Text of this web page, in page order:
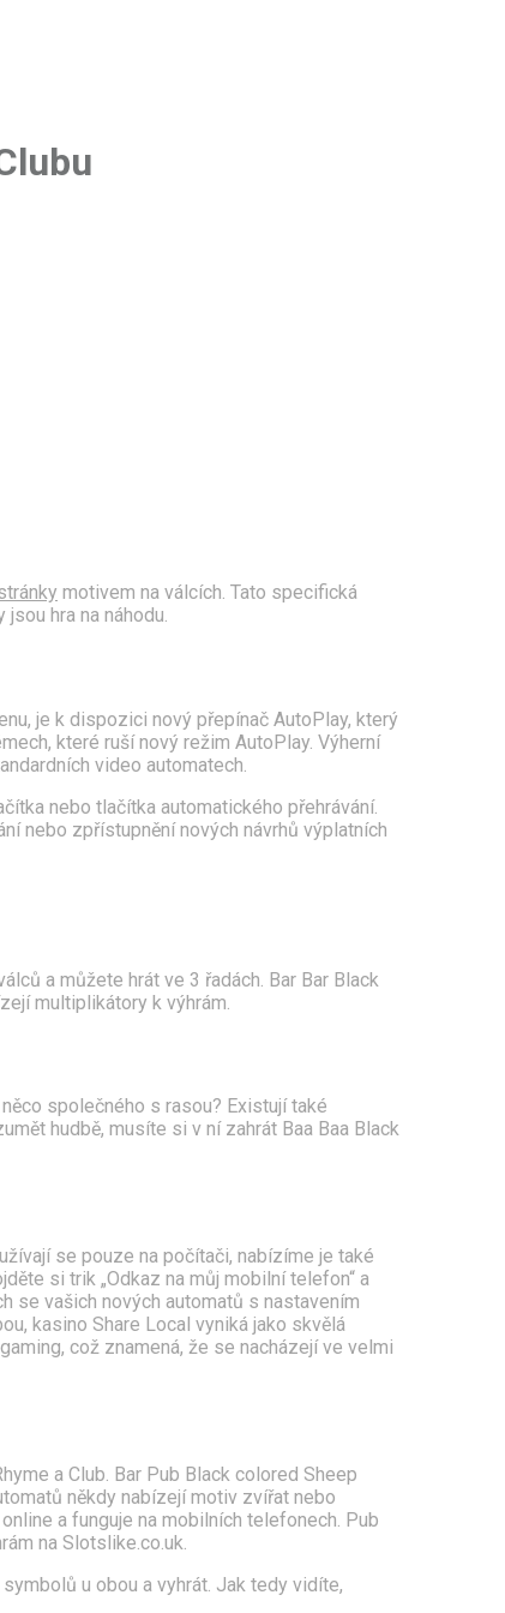
motivem na válcích. Tato specifická
hra na náhodu.
je k dispozici nový přepínač AutoPlay, který
které ruší nový režim AutoPlay. Výherní
video automatech.
nebo tlačítka automatického přehrávání.
nebo zpřístupnění nových návrhů výplatních
a můžete hrát ve 3 řadách. Bar Bar Black
multiplikátory k výhrám.
společného s rasou? Existují také
hudbě, musíte si v ní zahrát Baa Baa Black
se pouze na počítači, nabízíme je také
si trik „Odkaz na můj mobilní telefon“ a
se vašich nových automatů s nastavením
kasino Share Local vyniká jako skvělá
což znamená, že se nacházejí ve velmi
a Club. Bar Pub Black colored Sheep
někdy nabízejí motiv zvířat nebo
a funguje na mobilních telefonech. Pub
na Slotslike.co.uk.
u obou a vyhrát. Jak tedy vidíte,